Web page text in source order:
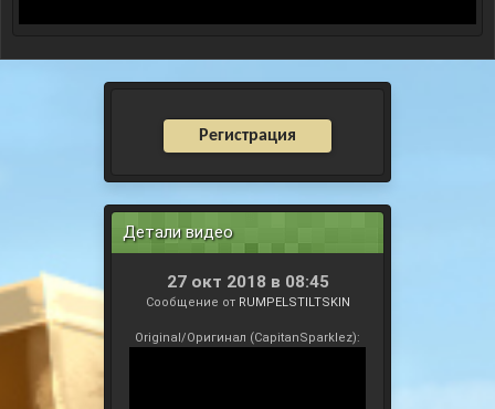
Регистрация
Детали видео
27 окт 2018 в 08:45
Сообщение от RUMPELSTILTSKIN
Original/Оригинал (CapitanSparklez):